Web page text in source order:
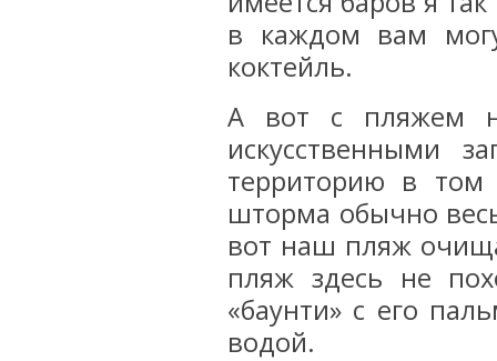
в каждом вам
коктейль.
А вот с пляжем
искусственными
территорию в
шторма обычно
вот наш пляж
пляж здесь не
«баунти» с его
водой.